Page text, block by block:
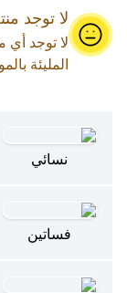
لا توجد
لا توجد أي
المليئة
نسائي
فساتين